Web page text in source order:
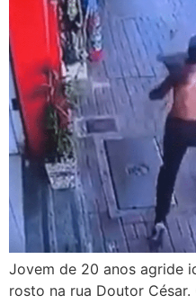
Jovem de 20 anos agride
rosto na rua Doutor